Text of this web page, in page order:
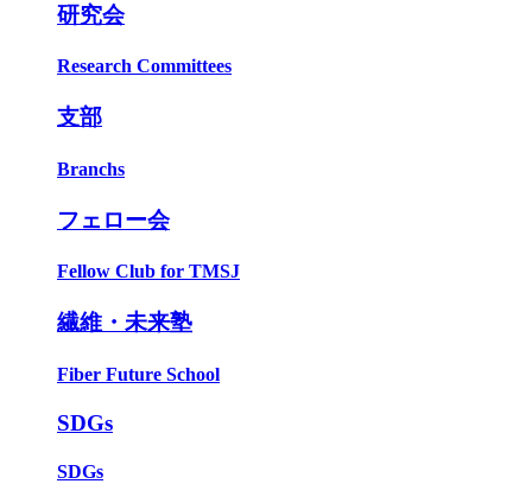
研究会
Research Committees
支部
Branchs
フェロー会
Fellow Club for TMSJ
繊維・未来塾
Fiber Future School
SDGs
SDGs